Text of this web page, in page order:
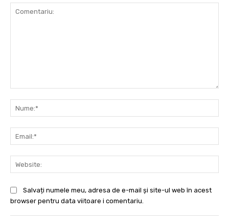
Salvați numele meu, adresa de e-mail și site-ul web în acest
browser pentru data viitoare i comentariu.